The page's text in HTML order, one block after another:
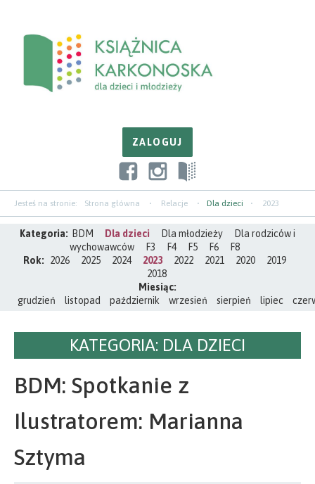
zawartości
nawigacji
paska
Jesteś na stronie: Strona główna Relacje Dla dzieci 2023
Kategoria: BDM Dla dzieci Dla młodzieży
Dla rodziców i
wychowawców
F3 F4 F5 F6
F8
Rok:
2026 2025 2024 2023 2022 2021 2020
2019
2018
Miesiąc:
grudzień
listopad październik wrzesień sierpień lipiec
KATEGORIA: DLA DZIECI
BDM: Spotkanie z
Ilustratorem: Marianna
Sztyma